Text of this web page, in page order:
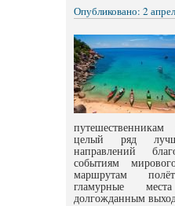
Опубликовано: 2
путешественникам
целый ряд
направлений
событиям
маршрутам
гламурные
долгожданным